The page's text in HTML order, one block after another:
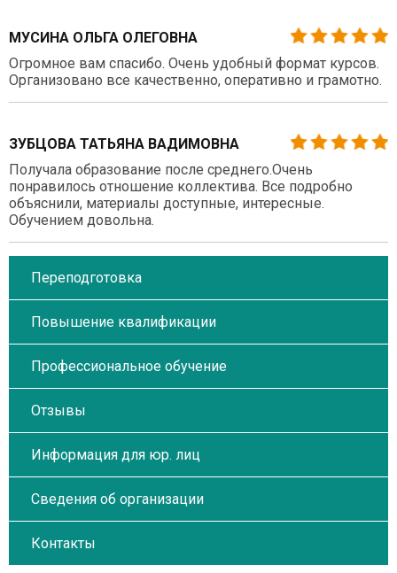
МУСИНА ОЛЬГА ОЛЕГОВНА
Огромное вам спасибо. Очень удобный формат курсов.
Организовано все качественно, оперативно и грамотно.
ЗУБЦОВА ТАТЬЯНА ВАДИМОВНА
Получала образование после среднего.Очень
понравилось отношение коллектива. Все подробно
объяснили, материалы доступные, интересные.
Обучением довольна.
Переподготовка
Повышение квалификации
Профессиональное обучение
Отзывы
Информация для юр. лиц
Сведения об организации
Контакты